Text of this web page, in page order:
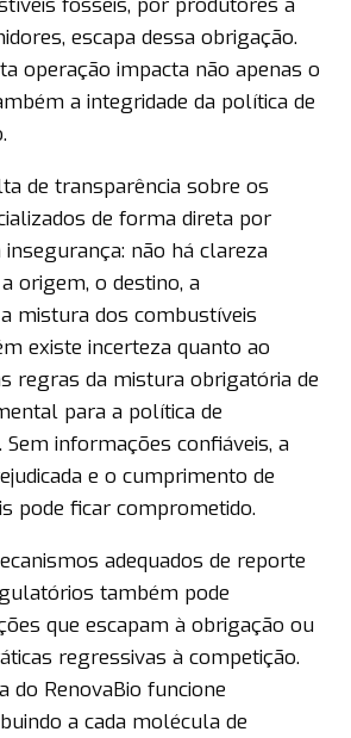
fósseis, por produtores a
escapa dessa obrigação.
operação impacta não apenas o
a integridade da política de
de transparência sobre os
de forma direta por
não há clareza
origem, o destino, a
mistura dos combustíveis
existe incerteza quanto ao
regras da mistura obrigatória de
para a política de
Sem informações confiáveis, a
e o cumprimento de
pode ficar comprometido.
adequados de reporte
também pode
que escapam à obrigação ou
regressivas à competição.
do RenovaBio funcione
a cada molécula de